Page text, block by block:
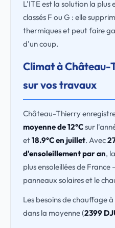
L'ITE est la solution la
classés F ou G : elle
thermiques et peut faire
d'un coup.
Climat à
sur vos travaux
Château-Thierry
moyenne de 12°Csur
et18.9°C en juillet. Avec
d'ensoleillement par an,
plus ensoleillées de
panneaux solaires et le
Les besoins de chauffage
dans la moyenne (2399